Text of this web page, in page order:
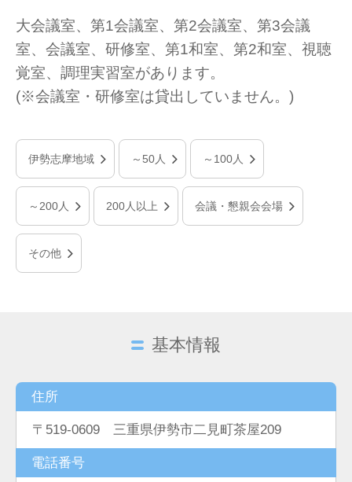
大会議室、第1会議室、第2会議室、第3会議
室、会議室、研修室、第1和室、第2和室、視聴
覚室、調理実習室があります。
(※会議室・研修室は貸出していません。)
伊勢志摩地域 ～50人 ～100人
～200人 200人以上 会議・懇親会会場
その他
基本情報
住所
〒519-0609 三重県伊勢市二見町茶屋209
電話番号